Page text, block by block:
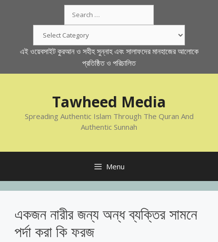
for:
এই ওয়েবসাইট কুরআন ও সহীহ সুন্নাহ এবং সালাফদের মানহাজের আলোকে
প্রতিষ্ঠিত ও পরিচালিত
Tawheed Media
Spreading Authentic Islam Through The Quran And
Authentic Sunnah
Menu
একজন নারীর জন্য অন্ধ ব্যক্তির সামনে
পর্দা করা কি ফরজ